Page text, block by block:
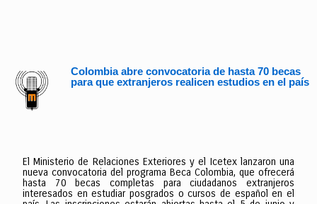
Colombia abre convocatoria de hasta 70 becas
para que extranjeros realicen estudios en el país
El Ministerio de Relaciones Exteriores y el Icetex lanzaron una
nueva convocatoria del programa Beca Colombia, que ofrecerá
hasta 70 becas completas para ciudadanos extranjeros
interesados en estudiar posgrados o cursos de español en el